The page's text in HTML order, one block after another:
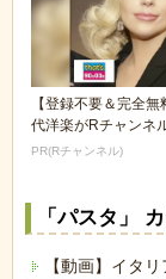
【登録不要＆完全
代洋楽がRチャンネ
PR(Rチャンネル)
「パスタ」
【動画】イタ